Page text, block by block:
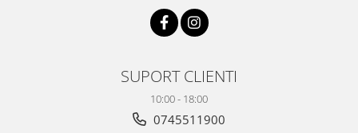
SUPORT CLIENTI
10:00 - 18:00
0745511900